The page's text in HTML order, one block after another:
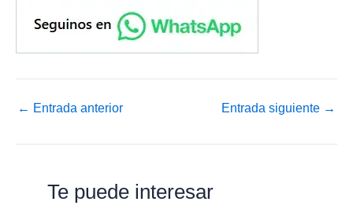
← Entrada anterior Entrada siguiente →
Te puede interesar